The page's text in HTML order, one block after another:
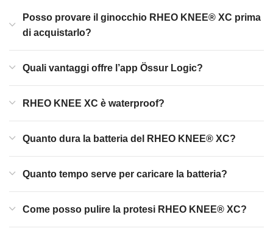
Posso provare il ginocchio RHEO KNEE® XC prima
di acquistarlo?
Quali vantaggi offre l’app Össur Logic?
RHEO KNEE XC è waterproof?
Quanto dura la batteria del RHEO KNEE® XC?
Quanto tempo serve per caricare la batteria?
Come posso pulire la protesi RHEO KNEE® XC?